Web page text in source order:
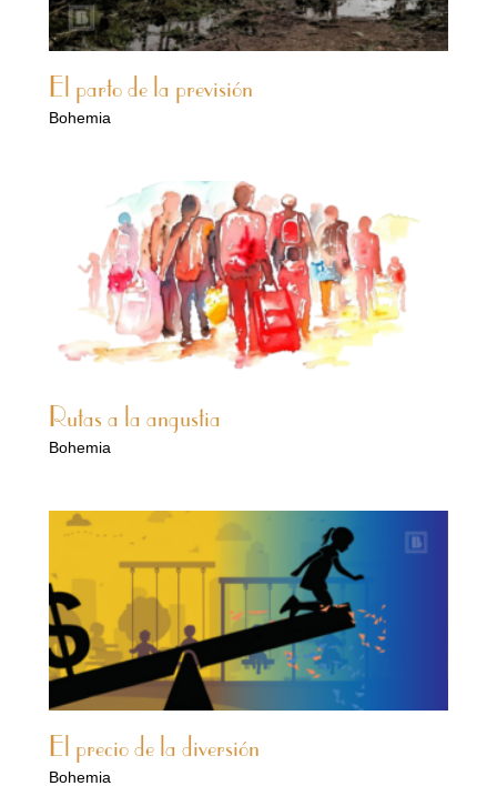
El parto de la previsión
Bohemia
Rutas a la angustia
Bohemia
El precio de la diversión
Bohemia